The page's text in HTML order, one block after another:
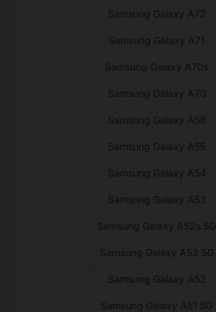
Samsung Galaxy A72
Samsung Galaxy A71
Samsung Galaxy A70s
Samsung Galaxy A70
Samsung Galaxy A56
Samsung Galaxy A55
Samsung Galaxy A54
Samsung Galaxy A53
Samsung Galaxy A52s 5G
Samsung Galaxy A52 5G
Samsung Galaxy A52
Samsung Galaxy A51 5G